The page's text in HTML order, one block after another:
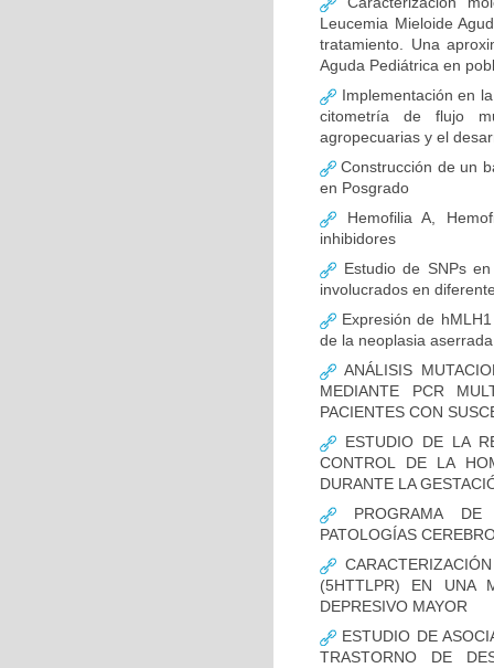
Leucemia Mieloide
tratamiento. Una
Aguda Pediátrica en
Implementación en
citometría de flujo
agropecuarias y el
Construcción de un
en Posgrado
Hemofilia A,
inhibidores
Estudio de SNPs
involucrados en
Expresión de
de la neoplasia
ANÁLISIS
MEDIANTE PCR
PACIENTES CON
ESTUDIO DE LA
CONTROL DE LA
DURANTE LA
PROGRAMA DE
PATOLOGÍAS
(5HTTLPR) EN UNA
DEPRESIVO MAYOR
ESTUDIO DE
TRASTORNO DE